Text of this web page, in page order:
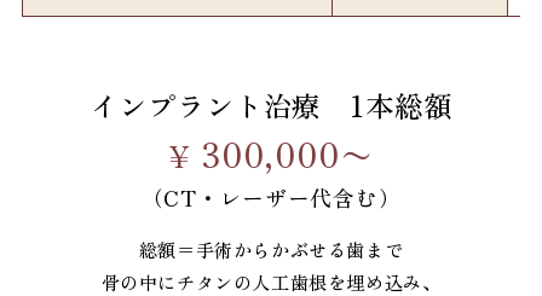
インプラント治療 1本総額
¥ 300,000〜
（CT・レーザー代含む）
総額＝手術からかぶせる歯まで
骨の中にチタンの人工歯根を埋め込み、